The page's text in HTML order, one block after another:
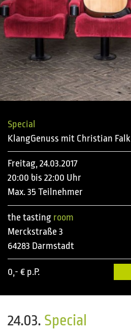
Special
KlangGenuss mit Christian Falk
Freitag, 24.03.2017
20:00 bis 22:00 Uhr
Max. 35 Teilnehmer
the tasting room
Merckstraße 3
64283 Darmstadt
0,- € p.P.
24.03. Special